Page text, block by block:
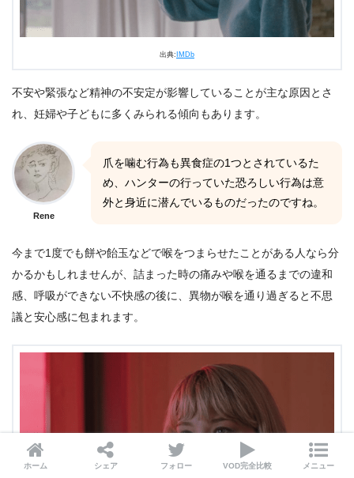
出典: IMDb
不安や緊張など精神の不安定が影響していることが主な原因とさ
れ、妊婦や子どもに多くみられる傾向もあります。
Rene
爪を噛む行為も異食症の1つとされているた
め、ハンターの行っていた恐ろしい行為は意
外と身近に潜んでいるものだったのですね。
今まで1度でも餅や飴玉などで喉をつまらせたことがある人なら分
かるかもしれませんが、詰まった時の痛みや喉を通るまでの違和
感、呼吸ができない不快感の後に、異物が喉を通り過ぎると不思
議と安心感に包まれます。
ホーム シェア フォロー VOD完全比較 メニュー